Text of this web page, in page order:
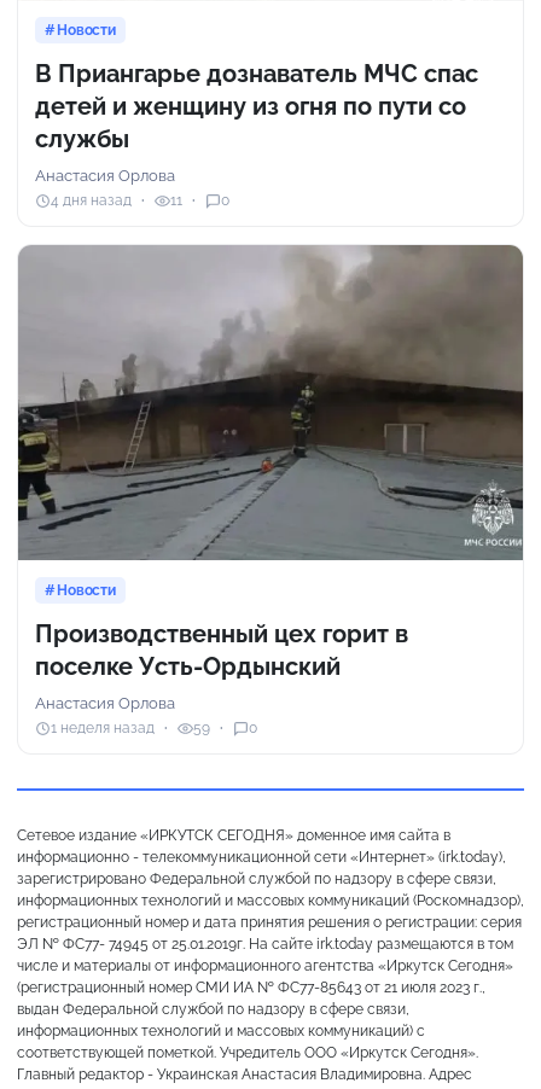
Новости
В Приангарье дознаватель МЧС спас
детей и женщину из огня по пути со
службы
Анастасия Орлова
4 дня назад 11 0
Новости
Производственный цех горит в
поселке Усть-Ордынский
Анастасия Орлова
1 неделя назад 59 0
Сетевое издание «ИРКУТСК СЕГОДНЯ» доменное имя сайта в
информационно - телекоммуникационной сети «Интернет» (irk.today),
зарегистрировано Федеральной службой по надзору в сфере связи,
информационных технологий и массовых коммуникаций (Роскомнадзор),
регистрационный номер и дата принятия решения о регистрации: серия
ЭЛ № ФС77- 74945 от 25.01.2019г. На сайте irk.today размещаются в том
числе и материалы от информационного агентства «Иркутск Сегодня»
(регистрационный номер СМИ ИА № ФС77-85643 от 21 июля 2023 г.,
выдан Федеральной службой по надзору в сфере связи,
информационных технологий и массовых коммуникаций) с
соответствующей пометкой. Учредитель ООО «Иркутск Сегодня».
Главный редактор - Украинская Анастасия Владимировна. Адрес